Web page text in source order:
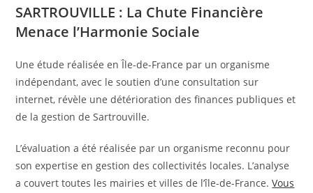
SARTROUVILLE : La Chute Financière
Menace l’Harmonie Sociale
Une étude réalisée en Île-de-France par un organisme
indépendant, avec le soutien d’une consultation sur
internet, révèle une détérioration des finances publiques et
de la gestion de Sartrouville.
L’évaluation a été réalisée par un organisme reconnu pour
son expertise en gestion des collectivités locales. L’analyse
a couvert toutes les mairies et villes de l’île-de-France.Vous